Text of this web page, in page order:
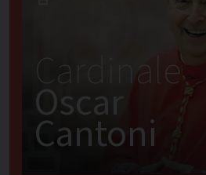
Cardinale
Oscar
Cantoni